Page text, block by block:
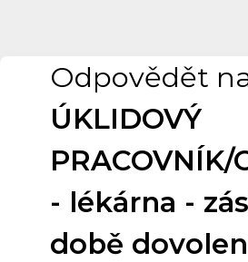
Odpovědět
ÚKLIDOVÝ
PRACOVNÍK/
- lékárna -
době